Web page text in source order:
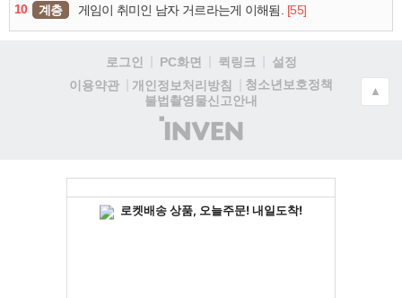
10
계층 게임이 취미인 남자 거르라는게 이해됨. [55]
로그인 PC화면 퀵링크
설정
이용약관
개인정보처리방침
청소년보호정책
불법촬영물신고안내
(주)
인
▲